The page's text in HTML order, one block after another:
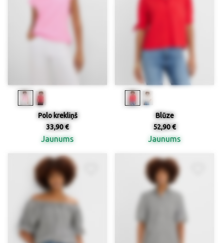
Polo krekliņš
33,90 €
Jaunums
Blūze
52,90 €
Jaunums